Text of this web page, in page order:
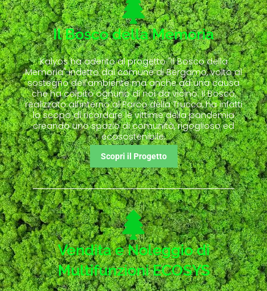
Il Bosco della Memoria
Kalyos ha aderito al progetto "Il Bosco della
Memoria" indetto dal comune di Bergamo, volto al
sostegno dell'ambiente ma anche ad una causa
che ha colpito ognuno di noi da vicino. Il Bosco,
realizzato all'interno al Parco della Trucca, ha infatti
lo scopo di ricordare le vittime della pandemia
creando uno spazio di comunità, rigoglioso ed
ecosostenibile.
Scopri il Progetto
Vendita e Noleggio di
Multifunzioni ECOSYS